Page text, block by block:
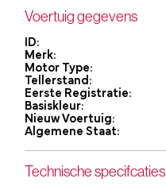
Voertuig gegevens
ID:
Merk:
Motor Type:
Tellerstand:
Eerste Registratie:
Basiskleur:
Nieuw Voertuig:
Algemene Staat:
Technische specifcaties